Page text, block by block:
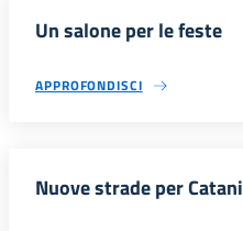
Un salone per le feste
APPROFONDISCI
Nuove strade per